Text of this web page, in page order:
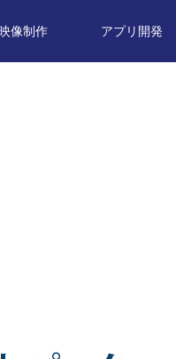
像制作 アプリ開発